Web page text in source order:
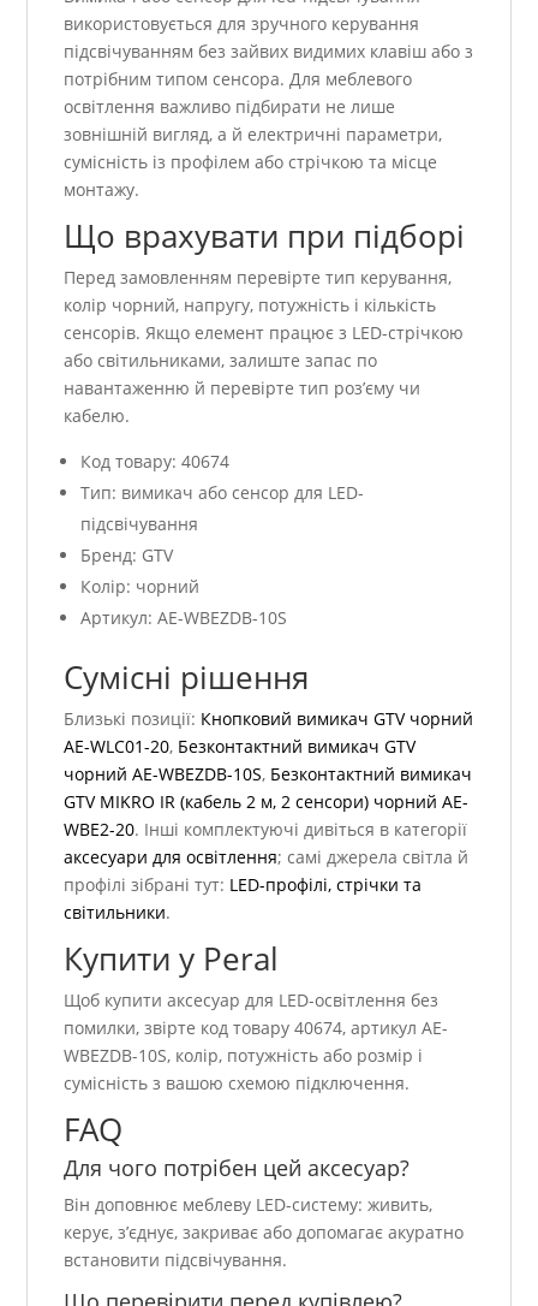
використовується для зручного керування
підсвічуванням без зайвих видимих клавіш або з
потрібним типом сенсора. Для меблевого
освітлення важливо підбирати не лише
зовнішній вигляд, а й електричні параметри,
сумісність із профілем або стрічкою та місце
монтажу.
Що врахувати при підборі
Перед замовленням перевірте тип керування,
колір чорний, напругу, потужність і кількість
сенсорів. Якщо елемент працює з LED-стрічкою
або світильниками, залиште запас по
навантаженню й перевірте тип роз’єму чи
кабелю.
Код товару: 40674
Тип: вимикач або сенсор для LED-
підсвічування
Бренд: GTV
Колір: чорний
Артикул: AE-WBEZDB-10S
Сумісні рішення
Близькі позиції: Кнопковий вимикач GTV чорний
AE-WLC01-20, Безконтактний вимикач GTV
чорний AE-WBEZDB-10S, Безконтактний вимикач
GTV MIKRO IR (кабель 2 м, 2 сенсори) чорний AE-
WBE2-20. Інші комплектуючі дивіться в категорії
аксесуари для освітлення; самі джерела світла й
профілі зібрані тут: LED-профілі, стрічки та
світильники.
Купити у Peral
Щоб купити аксесуар для LED-освітлення без
помилки, звірте код товару 40674, артикул AE-
WBEZDB-10S, колір, потужність або розмір і
сумісність з вашою схемою підключення.
FAQ
Для чого потрібен цей аксесуар?
Він доповнює меблеву LED-систему: живить,
керує, з’єднує, закриває або допомагає акуратно
встановити підсвічування.